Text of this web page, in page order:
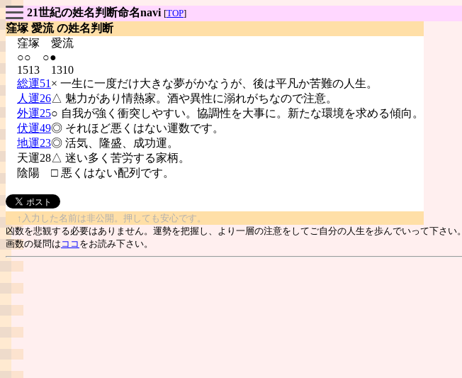
21世紀の姓名判断命名navi [TOP]
窪塚 愛流 の姓名判断
窪塚 愛流
○○ ○●
1513 1310
総運51 × 一生に一度だけ大きな夢がかなうが、後は平凡か苦難の人生。
人運26△ 魅力があり情熱家。酒や異性に溺れがちなので注意。
外運25○ 自我が強く衝突しやすい。協調性を大事に。新たな環境を求める傾向。
伏運49◎ それほど悪くはない運数です。
地運23◎ 活気、隆盛、成功運。
天運28△ 迷い多く苦労する家柄。
陰陽 □ 悪くはない配列です。
↑入力した名前は非公開。押しても安心です。
凶数を悲観する必要はありません。運勢を把握し、より一層の注意をしてご自分の人生を歩んでいって下さい。
画数の疑問は ココ をお読み下さい。